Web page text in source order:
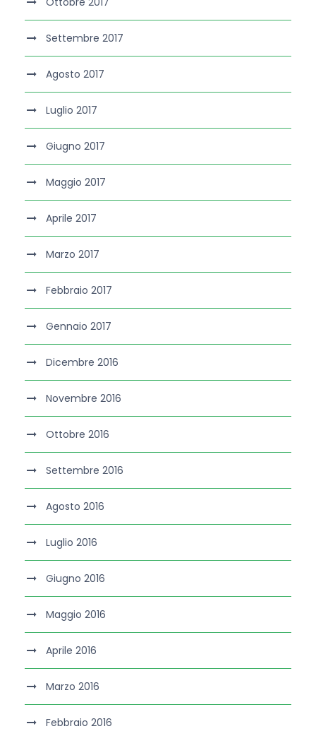
Settembre 2017
Agosto 2017
Luglio 2017
Giugno 2017
Maggio 2017
Aprile 2017
Marzo 2017
Febbraio 2017
Gennaio 2017
Dicembre 2016
Novembre 2016
Ottobre 2016
Settembre 2016
Agosto 2016
Luglio 2016
Giugno 2016
Maggio 2016
Aprile 2016
Marzo 2016
Febbraio 2016